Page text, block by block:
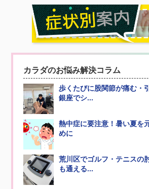
カラダのお悩み解決コラム
歩くたびに股関節が痛む・
銀座でシ...
熱中症に要注意！暑い夏を
めに
荒川区でゴルフ・テニスの
も通える...